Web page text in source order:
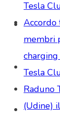
Tesla
Accordo
membri
Tesla
Raduno
(Udine)